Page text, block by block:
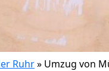
Ruhr» Umzug von